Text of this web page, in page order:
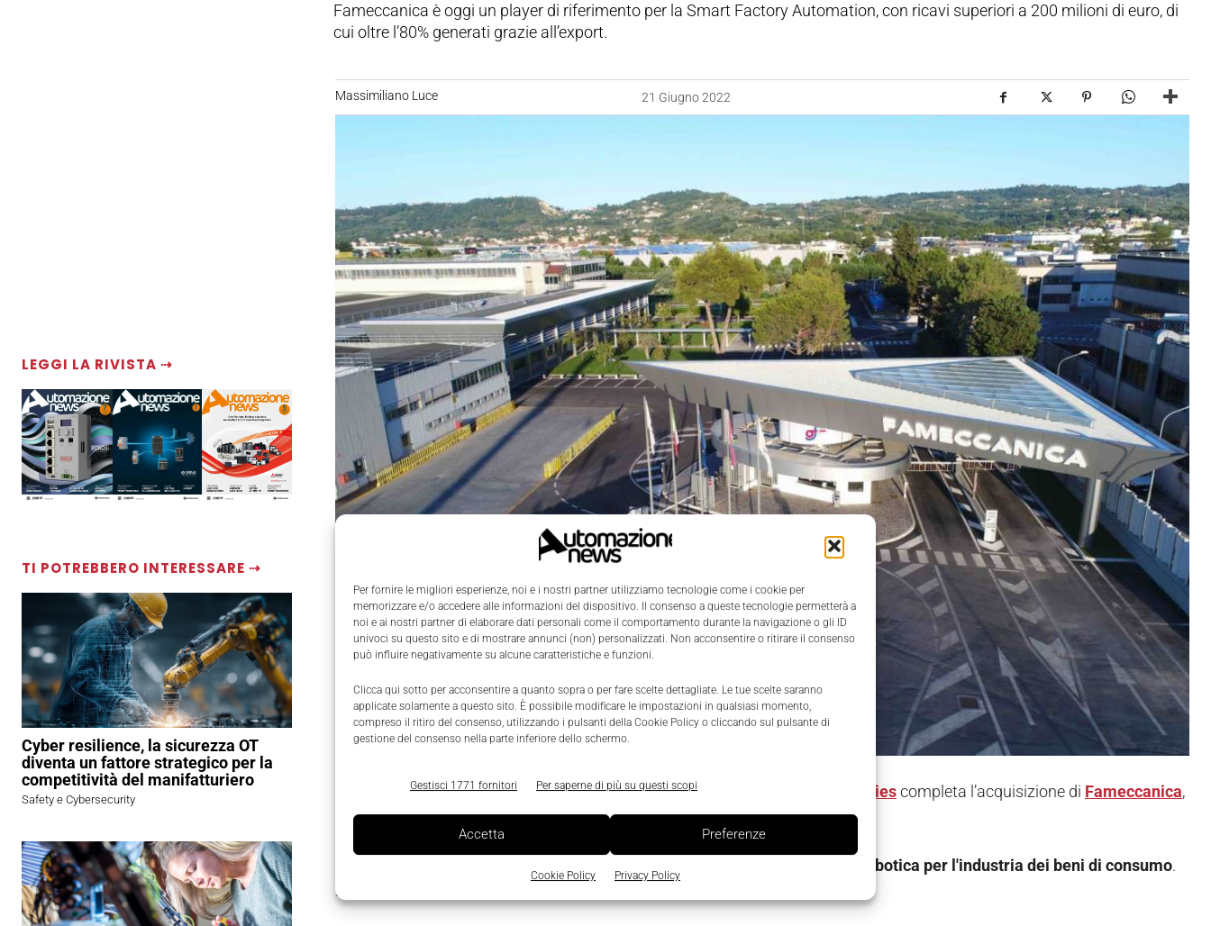
Per fornire le migliori esperienze, noi e i nostri partner utilizziamo tecnologie come i cookie per
memorizzare e/o accedere alle informazioni del dispositivo. Il consenso a queste tecnologie permetterà a
noi e ai nostri partner di elaborare dati personali come il comportamento durante la navigazione o gli ID
univoci su questo sito e di mostrare annunci (non) personalizzati. Non acconsentire o ritirare il consenso
può influire negativamente su alcune caratteristiche e funzioni.
Clicca qui sotto per acconsentire a quanto sopra o per fare scelte dettagliate. Le tue scelte saranno
applicate solamente a questo sito. È possibile modificare le impostazioni in qualsiasi momento,
compreso il ritiro del consenso, utilizzando i pulsanti della Cookie Policy o cliccando sul pulsante di
gestione del consenso nella parte inferiore dello schermo.
Gestisci 1771 fornitori Per saperne di più su questi scopi
Accetta Preferenze
Cookie Policy Privacy Policy
Fameccanica è oggi un player di riferimento per la Smart Factory Automation, con ricavi superiori a 200 milioni di euro, di
cui oltre l’80% generati grazie all’export.
LEGGI LA RIVISTA ⇢
TI POTREBBERO INTERESSARE ⇢
Cyber resilience, la sicurezza OT
diventa un fattore strategico per la
competitività del manifatturiero
Safety e Cybersecurity
Massimiliano Luce 21 Giugno 2022
DCIM100MEDIADJI_0014.JPG
Una operazione nel segno dell'automazione e della robotica. Angelini Industriescompleta l’acquisizione di Fameccanica,
a seguito dell’approvazione da parte delle Autorità Antitrust.
automazione e robotica per l'industria dei beni di consumo.
Finora era stata joint venture paritetica tra Angelini Industries e P&G.